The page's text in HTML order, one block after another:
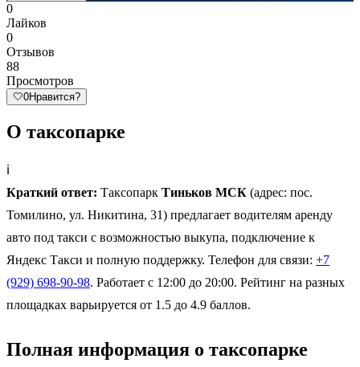
0
Лайков
0
Отзывов
88
Просмотров
🤍0Нравится?
О таксопарке
ℹ️
Краткий ответ: Таксопарк Тиньков МСК (адрес: пос.
Томилино, ул. Никитина, 31) предлагает водителям аренду
авто под такси с возможностью выкупа, подключение к
Яндекс Такси и полную поддержку. Телефон для связи: +7
(929) 698-90-98. Работает с 12:00 до 20:00. Рейтинг на разных
площадках варьируется от 1.5 до 4.9 баллов.
Полная информация о таксопарке